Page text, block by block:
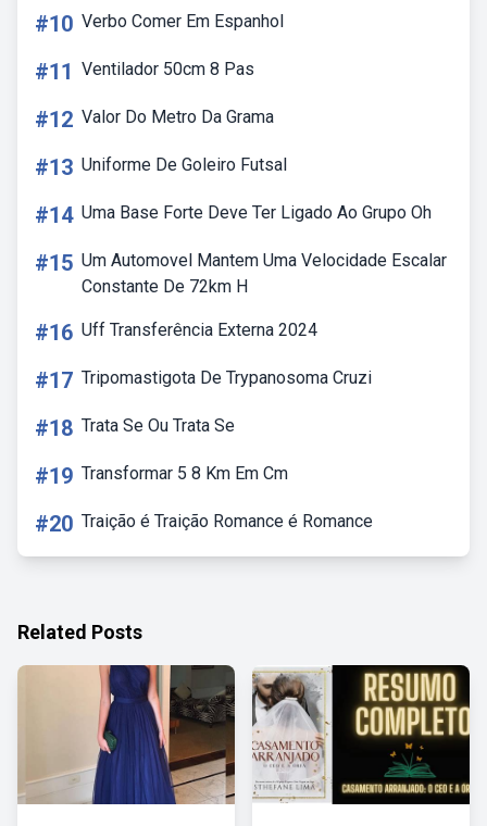
#10 Verbo Comer Em Espanhol
#11 Ventilador 50cm 8 Pas
#12 Valor Do Metro Da Grama
#13 Uniforme De Goleiro Futsal
#14 Uma Base Forte Deve Ter Ligado Ao Grupo Oh
#15 Um Automovel Mantem Uma Velocidade Escalar
Constante De 72km H
#16 Uff Transferência Externa 2024
#17 Tripomastigota De Trypanosoma Cruzi
#18 Trata Se Ou Trata Se
#19 Transformar 5 8 Km Em Cm
#20 Traição é Traição Romance é Romance
Related Posts